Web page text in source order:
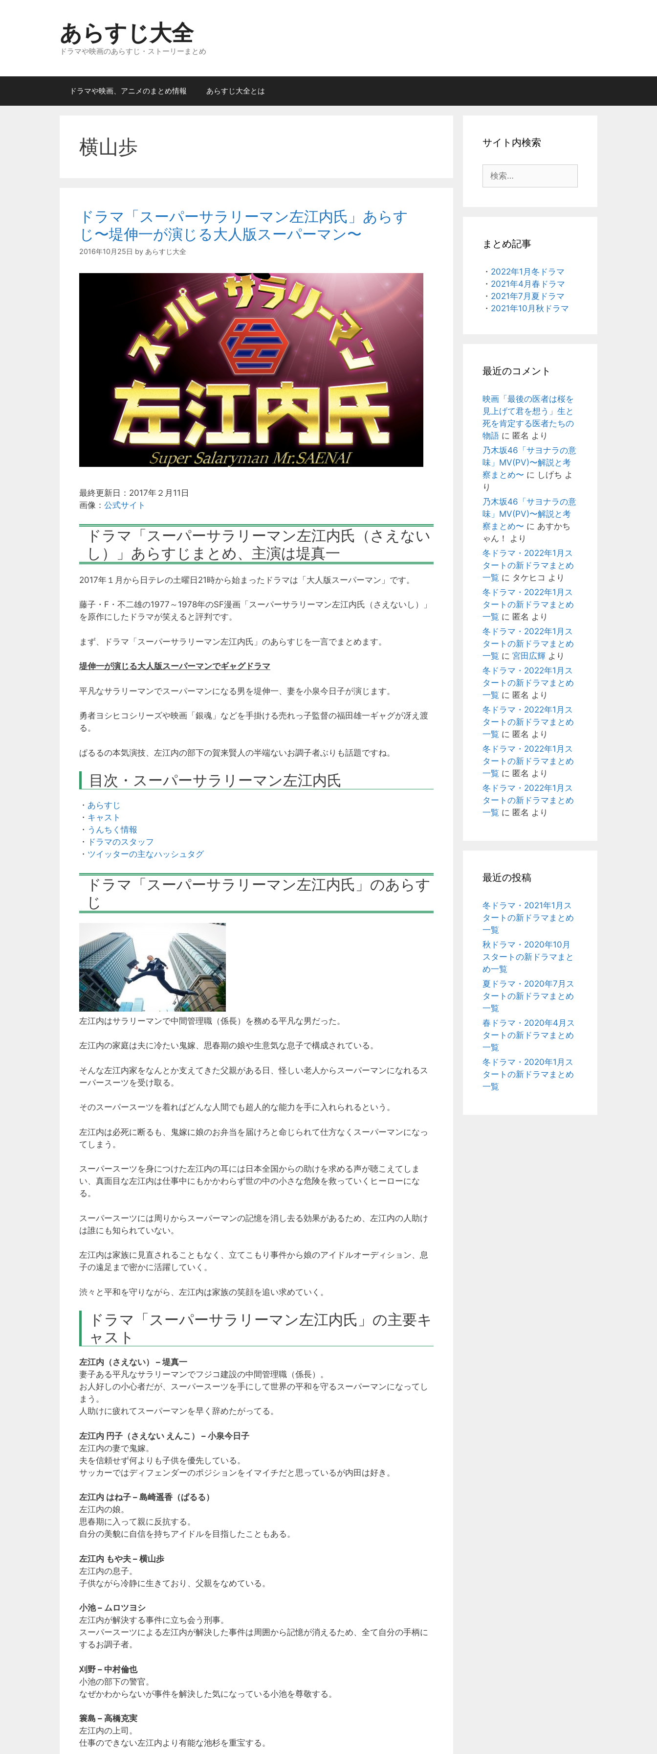
ス
ッ
あらすじ大全
ドラマや映画のあらすじ・ストーリーまとめ
ドラマや映画、アニメのまとめ情報 あらすじ大全とは
横山歩
ドラマ「スーパーサラリーマン左江内氏」あらす
じ〜堤伸一が演じる大人版スーパーマン〜
2016年10月25日 by あらすじ大全
最終更新日：2017年２月11日
画像： 公式サイト
ドラマ「スーパーサラリーマン左江内氏（さえない
し）」あらすじまとめ、主演は堤真一
2017年１月から日テレの土曜日21時から始まったドラマは「大人版スーパーマン」です。
藤子・F・不二雄の1977～1978年のSF漫画「スーパーサラリーマン左江内氏（さえないし）」
を原作にしたドラマが笑えると評判です。
まず、ドラマ「スーパーサラリーマン左江内氏」のあらすじを一言でまとめます。
堤伸一が演じる大人版スーパーマンでギャグドラマ
平凡なサラリーマンでスーパーマンになる男を堤伸一、妻を小泉今日子が演じます。
勇者ヨシヒコシリーズや映画「銀魂」などを手掛ける売れっ子監督の福田雄一ギャグが冴え渡
る。
ぱるるの本気演技、左江内の部下の賀来賢人の半端ないお調子者ぶりも話題ですね。
目次・スーパーサラリーマン左江内氏
・ あらすじ
・ キャスト
・ うんちく情報
・
ドラマのスタッフ
・ ツイッターの主なハッシュタグ
ドラマ「スーパーサラリーマン左江内氏」のあらす
じ
左江内はサラリーマンで中間管理職（係長）を務める平凡な男だった。
左江内の家庭は夫に冷たい鬼嫁、思春期の娘や生意気な息子で構成されている。
そんな左江内家をなんとか支えてきた父親がある日、怪しい老人からスーパーマンになれるス
ーパースーツを受け取る。
そのスーパースーツを着ればどんな人間でも超人的な能力を手に入れられるという。
左江内は必死に断るも、鬼嫁に娘のお弁当を届けろと命じられて仕方なくスーパーマンになっ
てしまう。
スーパースーツを身につけた左江内の耳には日本全国からの助けを求める声が聴こえてしま
い、真面目な左江内は仕事中にもかかわらず世の中の小さな危険を救っていくヒーローにな
る。
スーパースーツには周りからスーパーマンの記憶を消し去る効果があるため、左江内の人助け
は誰にも知られていない。
左江内は家族に見直されることもなく、立てこもり事件から娘のアイドルオーディション、息
子の遠足まで密かに活躍していく。
渋々と平和を守りながら、左江内は家族の笑顔を追い求めていく。
ドラマ「スーパーサラリーマン左江内氏」の主要キ
ャスト
左江内（さえない） – 堤真一
妻子ある平凡なサラリーマンでフジコ建設の中間管理職（係長）。
お人好しの小心者だが、スーパースーツを手にして世界の平和を守るスーパーマンになってし
まう。
人助けに疲れてスーパーマンを早く辞めたがってる。
左江内 円子（さえない えんこ） – 小泉今日子
左江内の妻で鬼嫁。
夫を信頼せず何よりも子供を優先している。
サッカーではディフェンダーのポジションをイマイチだと思っているが内田は好き。
左江内 はね子 – 島崎遥香（ぱるる）
左江内の娘。
思春期に入って親に反抗する。
自分の美貌に自信を持ちアイドルを目指したこともある。
左江内 もや夫 – 横山歩
左江内の息子。
子供ながら冷静に生きており、父親をなめている。
小池 – ムロツヨシ
左江内が解決する事件に立ち会う刑事。
スーパースーツによる左江内が解決した事件は周囲から記憶が消えるため、全て自分の手柄に
するお調子者。
刈野 – 中村倫也
小池の部下の警官。
なぜかわからないが事件を解決した気になっている小池を尊敬する。
簑島 – 高橋克実
左江内の上司。
仕事のできない左江内より有能な池杉を重宝する。
サイト内検索
索:
まとめ記事
・ 2022年1月冬ドラマ
・ 2021年4月春ドラマ
・ 2021年7月夏ドラマ
・ 2021年10月秋ドラマ
最近のコメント
映画「最後の医者は桜を
見上げて君を想う」生と
死を肯定する医者たちの
物語 に 匿名 より
乃木坂46「サヨナラの意
味」MV(PV)〜解説と考
察まとめ〜 に しげち よ
り
乃木坂46「サヨナラの意
味」MV(PV)〜解説と考
察まとめ〜 に あすかち
ゃん！
より
冬ドラマ・2022年1月ス
タートの新ドラマまとめ
一覧 に タケヒコ より
冬ドラマ・2022年1月ス
タートの新ドラマまとめ
一覧 に 匿名 より
冬ドラマ・2022年1月ス
タートの新ドラマまとめ
一覧 に 宮田広輝 より
冬ドラマ・2022年1月ス
タートの新ドラマまとめ
一覧 に 匿名 より
冬ドラマ・2022年1月ス
タートの新ドラマまとめ
一覧 に 匿名 より
冬ドラマ・2022年1月ス
タートの新ドラマまとめ
一覧 に 匿名 より
冬ドラマ・2022年1月ス
タートの新ドラマまとめ
一覧 に 匿名 より
最近の投稿
冬ドラマ・2021年1月ス
タートの新ドラマまとめ
一覧
秋ドラマ・2020年10月
スタートの新ドラマまと
め一覧
夏ドラマ・2020年7月ス
タートの新ドラマまとめ
一覧
春ドラマ・2020年4月ス
タートの新ドラマまとめ
一覧
冬ドラマ・2020年1月ス
タートの新ドラマまとめ
一覧